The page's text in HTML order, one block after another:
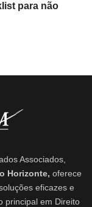
para não
Associados,
Horizonte, oferece
eficazes e
principal em Direito